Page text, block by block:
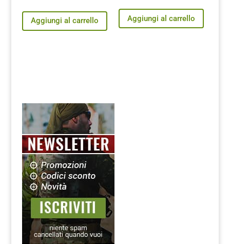
Aggiungi al carrello Aggiungi al carrello